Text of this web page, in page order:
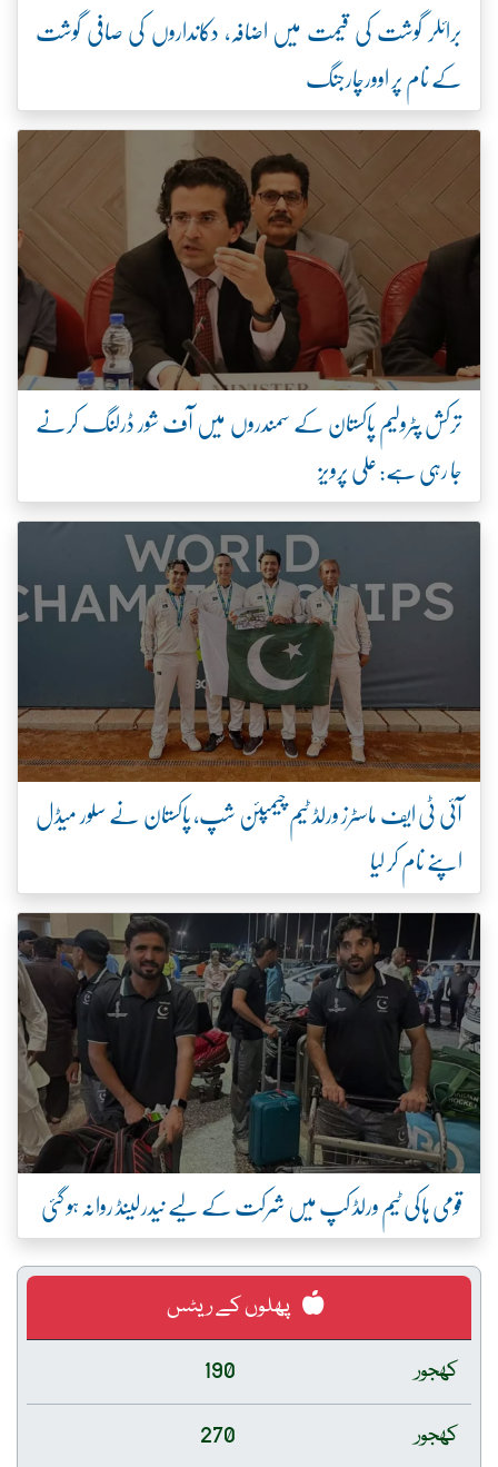
برائلر گوشت کی قیمت میں اضافہ، دکانداروں کی صافی گوشت
کے نام پر اوورچارجنگ
ترکش پٹرولیم پاکستان کے سمندروں میں آف شور ڈرلنگ کرنے
جا رہی ہے: علی پرویز
آئی ٹی ایف ماسٹرز ورلڈ ٹیم چیمپئن شپ، پاکستان نے سلور میڈل
اپنے نام کر لیا
قومی ہاکی ٹیم ورلڈ کپ میں شرکت کے لیے نیدرلینڈ روانہ ہو گئی
پھلوں کے ریٹس
کھجور
190
کھجور
270